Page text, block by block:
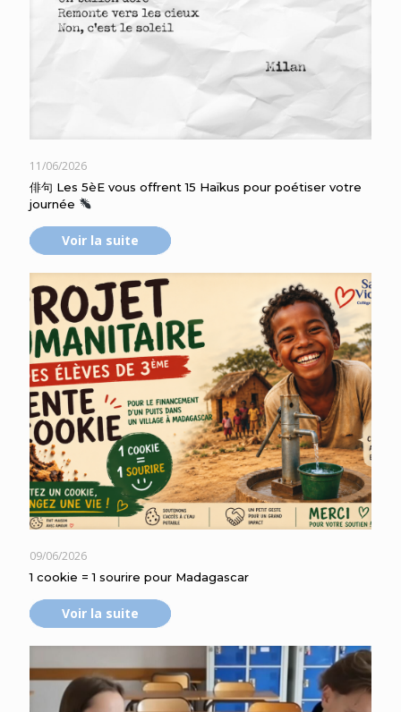
11/06/2026
俳句 Les 5èE vous offrent 15 Haïkus pour poétiser votre
journée
Voir la suite
09/06/2026
1 cookie = 1 sourire pour Madagascar
Voir la suite